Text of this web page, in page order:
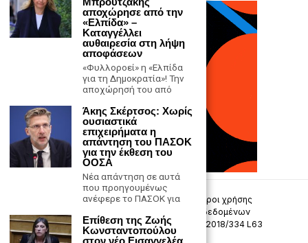
Επικοινωνία Πολιτική Απορρήτου
Όροι χρήσης
Πολιτική προστασίας προσωπικών δεδομένων
Δήλωση συμμόρφωσης -σύσταση (ΕΕ) 2018/334 L63
αποχώρησε από την
«Ελπίδα» –
Καταγγέλλει
αυθαιρεσία στη λήψη
αποφάσεων
«Φυλλοροεί» η «Ελπίδα
για τη Δημοκρατία»! Την
αποχώρησή του από
Άκης Σκέρτσος: Χωρίς
ουσιαστικά
επιχειρήματα η
απάντηση του ΠΑΣΟΚ
για την έκθεση του
ΟΟΣΑ
Νέα απάντηση σε αυτά
που προηγουμένως
ανέφερε το ΠΑΣΟΚ για
Επίθεση της Ζωής
Κωνσταντοπούλου
στον νέο Εισαγγελέα